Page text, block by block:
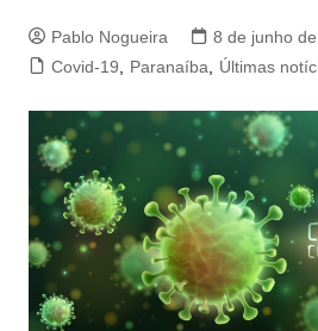
Pablo Nogueira 8 de junho
Covid-19
Paranaíba Últimas